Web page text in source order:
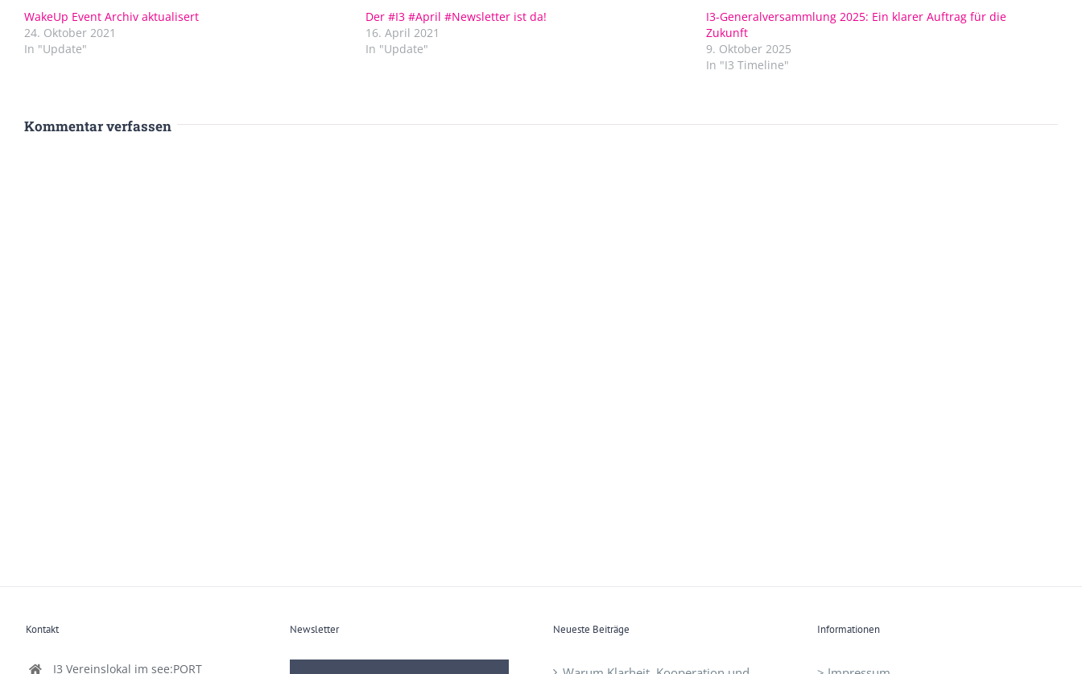
WakeUp Event Archiv aktualisert
24. Oktober 2021
In "Update"
Der #I3 #April #Newsletter ist da!
16. April 2021
In "Update"
I3-Generalversammlung 2025: Ein klarer Auftrag für die
Zukunft
9. Oktober 2025
In "I3 Timeline"
Kommentar verfassen
Kontakt
I3 Vereinslokal im see:PORT
Newsletter Neueste Beiträge Informationen